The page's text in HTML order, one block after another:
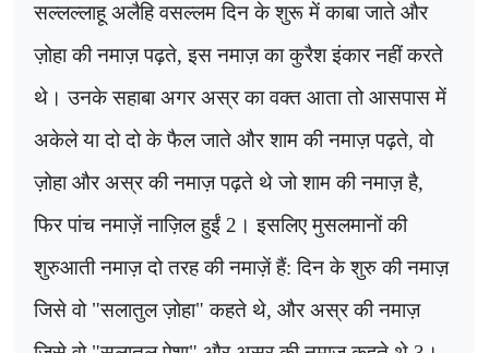
सल्लल्लाहू अलैहि वसल्लम दिन के शुरू में काबा जाते और
ज़ोहा की नमाज़ पढ़ते,इस नमाज़ का कुरैश इंकार नहीं करते
थे। उनके सहाबा अगर अस्र का वक्त आता तो आसपास में
अकेले या दो दो के फैल जाते और शाम की नमाज़ पढ़ते,वो
ज़ोहा और अस्र की नमाज़ पढ़ते थे जो शाम की नमाज़ है,
फिर पांच नमाज़ें नाज़िल हुईं2 । इसलिए मुसलमानों की
शुरुआती नमाज़ दो तरह की नमाज़ें हैं: दिन के शुरु की नमाज़
जिसे वो "सलातुल ज़ोहा" कहते थे, और अस्र की नमाज़